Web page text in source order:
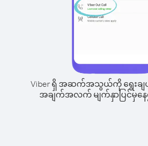
Viber ရှိ အဆက်အသွယ်ကို ရွေးချ
အချက်အလက် မျက်နှာပြင်မှနေ၍